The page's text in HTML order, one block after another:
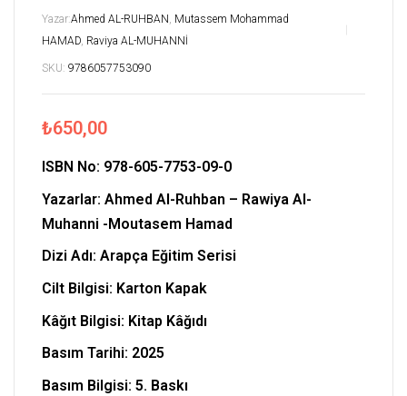
Yazar:Ahmed AL-RUHBAN, Mutassem Mohammad
HAMAD, Raviya AL-MUHANNİ
SKU: 9786057753090
₺650,00
ISBN No: 978-605-7753-09-0
Yazarlar: Ahmed Al-Ruhban – Rawiya Al-
Muhanni -Moutasem Hamad
Dizi Adı: Arapça Eğitim Serisi
Cilt Bilgisi: Karton Kapak
Kâğıt Bilgisi: Kitap Kâğıdı
Basım Tarihi: 2025
Basım Bilgisi: 5. Baskı